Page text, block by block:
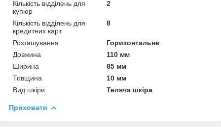
Кількість відділень для
купюр
2
Кількість відділень для
кредитних карт
8
Розташування
Горизонтальне
Довжина
110 мм
Ширина
85 мм
Товщина
10 мм
Вид шкіри
Теляча шкіра
Приховати